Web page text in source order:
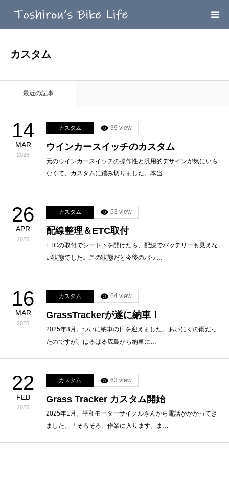
カスタム
最近の記事
14
MAR
2026
カスタム 39 view
ウインカースイッチのカスタム
元のウインカースイッチの操作性と汎用的デザインが気にいら
なくて、カスタムに踏み切りました。本当…
26
APR
2025
カスタム 53 view
配線整理＆ETC取付
ETCの取付でシート下を開けたら、配線でバッテリーも見えな
い状態でした。この状態だと今後のバッ…
16
MAR
2025
カスタム 64 view
GrassTrackerが遂に納車！
2025年3月。ついに納車の日を迎えました。あいにくの雨だっ
たのですが、はるばる広島から納車に…
22
FEB
2025
カスタム 63 view
Grass Tracker カスタム開始
2025年1月。平和モーターサイクルさんから電話がかかってき
ました。「そろそろ、作業に入ります。ま…
LINK’ｓ
CONTACT